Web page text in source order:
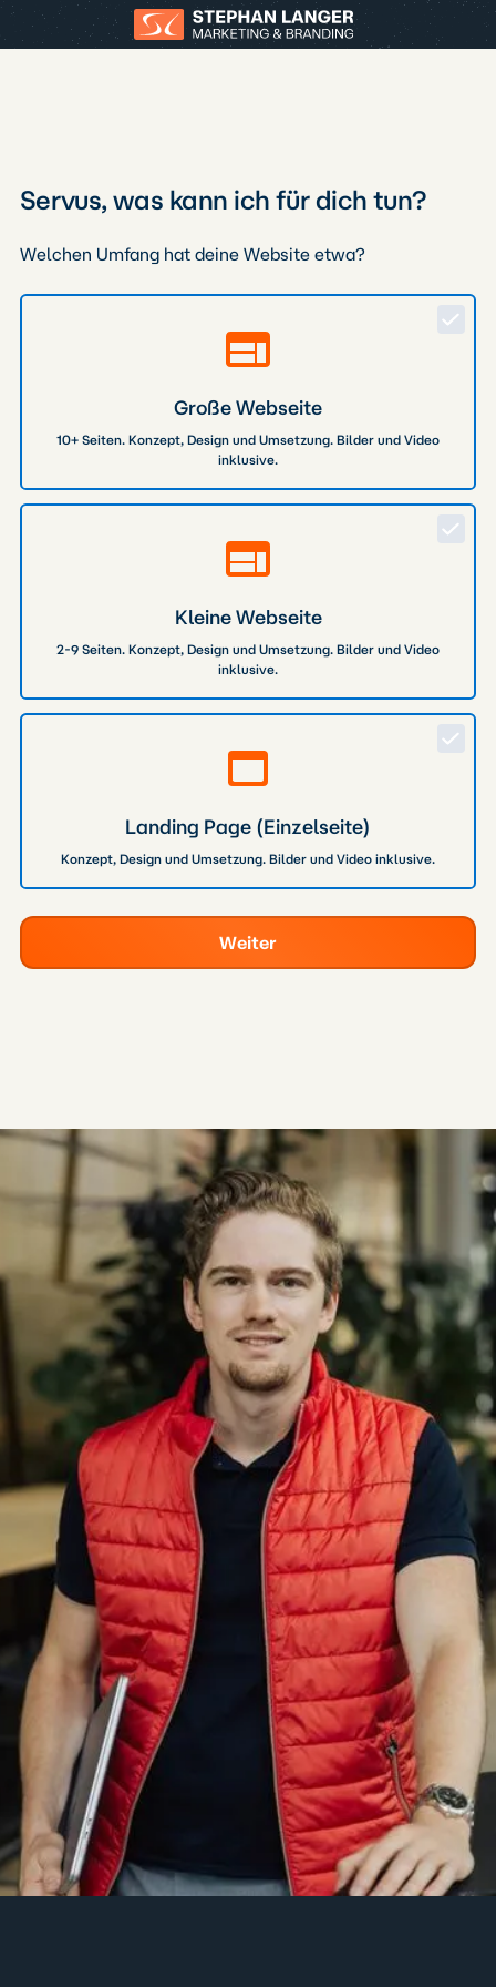
Servus, was kann ich für dich tun?
Welchen Umfang hat deine Website etwa?
Große Webseite
10+ Seiten. Konzept, Design und Umsetzung. Bilder und Video
inklusive.
Kleine Webseite
2-9 Seiten. Konzept, Design und Umsetzung. Bilder und Video
inklusive.
Landing Page (Einzelseite)
Konzept, Design und Umsetzung. Bilder und Video inklusive.
Weiter